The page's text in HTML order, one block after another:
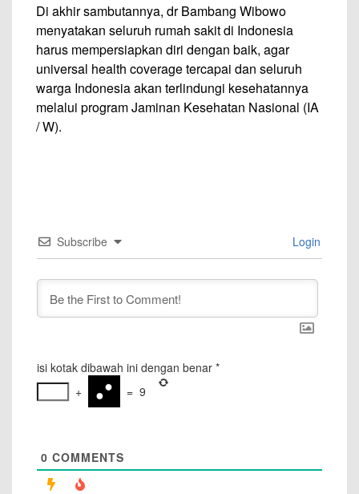
Di akhir sambutannya, dr Bambang Wibowo
menyatakan seluruh rumah sakit di Indonesia
harus mempersiapkan diri dengan baik, agar
universal health coverage tercapai dan seluruh
warga Indonesia akan terlindungi kesehatannya
melalui program Jaminan Kesehatan Nasional (IA
/ W).
Subscribe Login
isi kotak dibawah ini dengan benar *
+
= 9
0 COMMENTS